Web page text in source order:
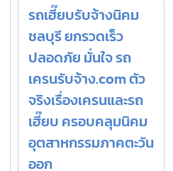
รถเฮี๊ยบรับจ้างนิคม
ชลบุรี ยกรวดเร็ว
ปลอดภัย มั่นใจ รถ
เครนรับจ้าง.com ตัว
จริงเรื่องเครนและรถ
เฮี๊ยบ ครอบคลุมนิคม
อุตสาหกรรมภาคตะวัน
ออก